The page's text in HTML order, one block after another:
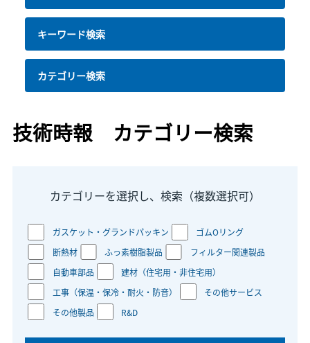
キーワード検索
カテゴリー検索
技術時報 カテゴリー検索
カテゴリーを選択し、検索（複数選択可）
ガスケット・グランドパッキン
ゴムOリング
断熱材
ふっ素樹脂製品
フィルター関連製品
自動車部品
建材（住宅用・非住宅用）
工事（保温・保冷・耐火・防音）
その他サービス
その他製品
R&D